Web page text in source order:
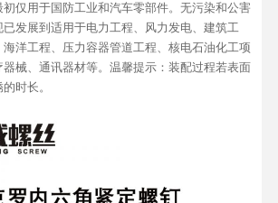
仅用于国防工业和汽车零部件。无污染和公害
发展到适用于电力工程、风力发电、建筑工
洋工程、压力容器管道工程、核电石油化工项
器械、通讯器材等。温馨提示：装配过程若表面
时长。